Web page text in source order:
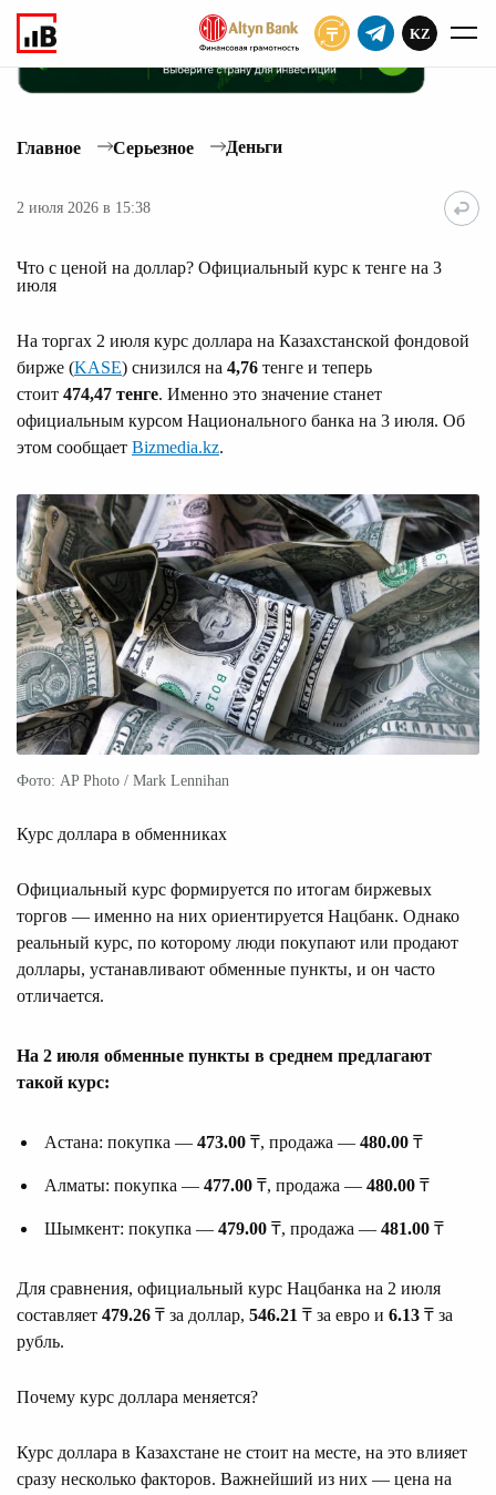
KZ
Главное Серьезное Деньги
2 июля 2026 в 15:38
Что с ценой на доллар? Официальный курс к тенге на 3
июля
На торгах 2 июля курс доллара на Казахстанской фондовой
бирже (KASE) снизился на 4,76 тенге и теперь
стоит 474,47 тенге. Именно это значение станет
официальным курсом Национального банка на 3 июля. Об
этом сообщает Bizmedia.kz.
Фото: AP Photo / Mark Lennihan
Курс доллара в обменниках
Официальный курс формируется по итогам биржевых
торгов — именно на них ориентируется Нацбанк. Однако
реальный курс, по которому люди покупают или продают
доллары, устанавливают обменные пункты, и он часто
отличается.
На 2 июля обменные пункты в среднем предлагают
такой курс:
Астана: покупка — 473.00 ₸, продажа — 480.00 ₸
Алматы: покупка — 477.00 ₸, продажа — 480.00 ₸
Шымкент: покупка — 479.00 ₸, продажа — 481.00 ₸
Для сравнения, официальный курс Нацбанка на 2 июля
составляет 479.26 ₸ за доллар, 546.21 ₸ за евро и 6.13 ₸ за
рубль.
Почему курс доллара меняется?
Курс доллара в Казахстане не стоит на месте, на это влияет
сразу несколько факторов. Важнейший из них — цена на